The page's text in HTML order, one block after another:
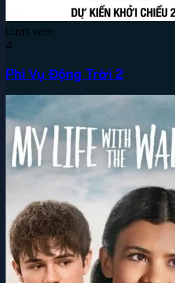
Lượt xem:
4
Phi Vụ Động Trời 2